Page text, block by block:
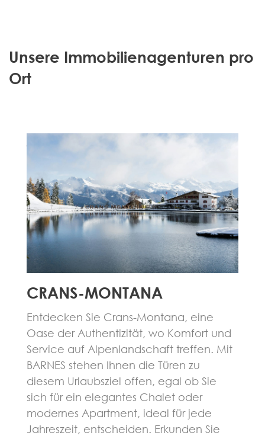
Unsere Immobilienagenturen pro
Ort
CRANS-MONTANA
Entdecken Sie Crans-Montana, eine
Oase der Authentizität, wo Komfort und
Service auf Alpenlandschaft treffen. Mit
BARNES stehen Ihnen die Türen zu
diesem Urlaubsziel offen, egal ob Sie
sich für ein elegantes Chalet oder
modernes Apartment, ideal für jede
Jahreszeit, entscheiden. Erkunden Sie